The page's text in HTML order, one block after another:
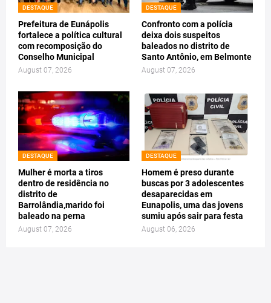
DESTAQUE
Prefeitura de Eunápolis
fortalece a política cultural
com recomposição do
Conselho Municipal
August 07, 2026
DESTAQUE
Confronto com a polícia
deixa dois suspeitos
baleados no distrito de
Santo Antônio, em Belmonte
August 07, 2026
DESTAQUE
Mulher é morta a tiros
dentro de residência no
distrito de
Barrolândia,marido foi
baleado na perna
August 07, 2026
DESTAQUE
Homem é preso durante
buscas por 3 adolescentes
desaparecidas em
Eunapolis, uma das jovens
sumiu após sair para festa
August 06, 2026